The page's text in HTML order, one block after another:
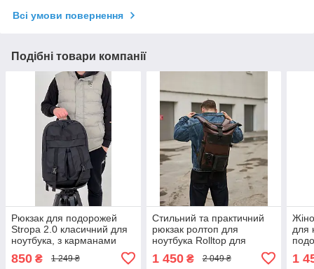
Всі умови повернення
Подібні товари компанії
Рюкзак для подорожей
Stropa 2.0 класичний для
ноутбука, з карманами
850 ₴ 1 249 ₴
Стильний та практичний
рюкзак ролтоп для
ноутбука Rolltop для
подорожей коричневого
кольору з екошкіри
1 450₴ 2 049 ₴
для
1